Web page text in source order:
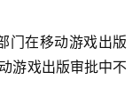
门在移动游戏出版
游戏出版审批中不